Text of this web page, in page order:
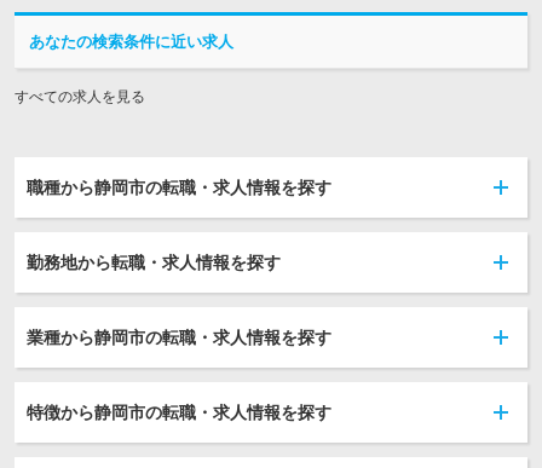
あなたの検索条件に近い求人
すべての求人を見る
職種から静岡市の転職・求人情報を探す
勤務地から転職・求人情報を探す
業種から静岡市の転職・求人情報を探す
特徴から静岡市の転職・求人情報を探す